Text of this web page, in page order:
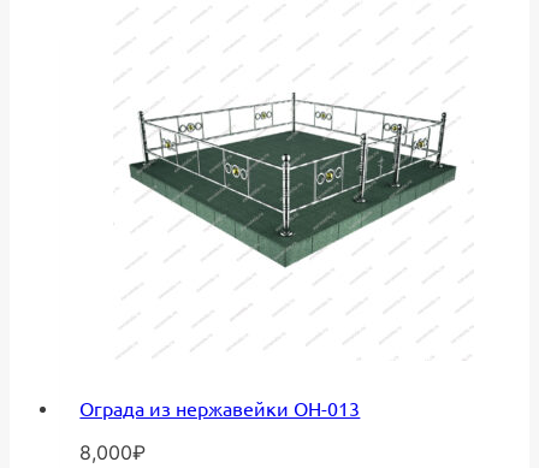
Ограда из нержавейки ОН-013
8,000₽